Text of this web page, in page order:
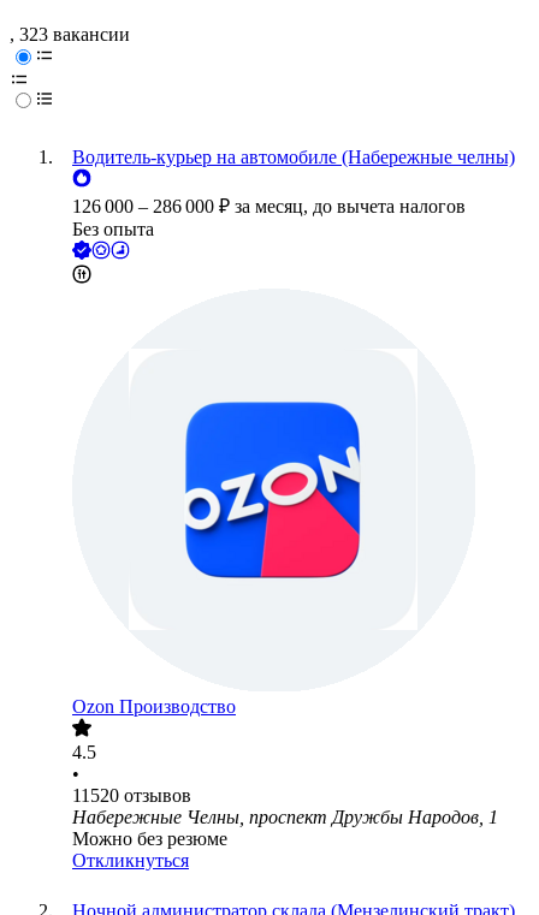
, 323 вакансии
Водитель-курьер на автомобиле (Набережные челны)
126 000 – 286 000 ₽ за месяц, до вычета налогов
Без опыта
Ozon Производство
4.5
•
11520 отзывов
Набережные Челны, проспект Дружбы Народов, 1
Можно без резюме
Откликнуться